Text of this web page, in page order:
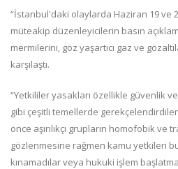
“İstanbul'daki olaylarda Haziran 19 ve
müteakip düzenleyicilerin basın
mermilerini, göz yaşartıcı gaz ve
karşılaştı.
“Yetkililer yasakları özellikle güvenlik
gibi çeşitli temellerde
önce aşırılıkçı grupların homofobik
gözlenmesine rağmen kamu yetkileri
kınamadılar veya hukuki işlem